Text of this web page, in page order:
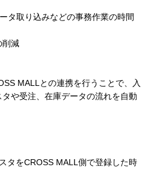
タ取り込みなどの事務作業の時間
削減
MALLとの連携を行うことで、入
や受注、在庫データの流れを自動
タをCROSS MALL側で登録した時